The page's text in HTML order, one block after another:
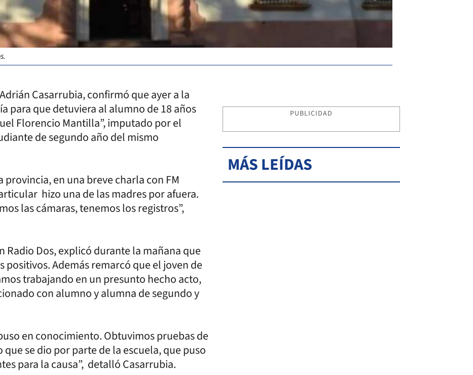
Casarrubia, confirmó que ayer a la
para que detuviera al alumno de 18 años
Florencio Mantilla”, imputado por el
de segundo año del mismo
en una breve charla con FM
hizo una de las madres por afuera.
las cámaras, tenemos los registros”,
Dos, explicó durante la mañana que
Además remarcó que el joven de
trabajando en un presunto hecho acto,
con alumno y alumna de segundo y
en conocimiento. Obtuvimos pruebas de
se dio por parte de la escuela, que puso
para la causa”, detalló Casarrubia.
PUBLICIDAD
MÁS LEÍDAS